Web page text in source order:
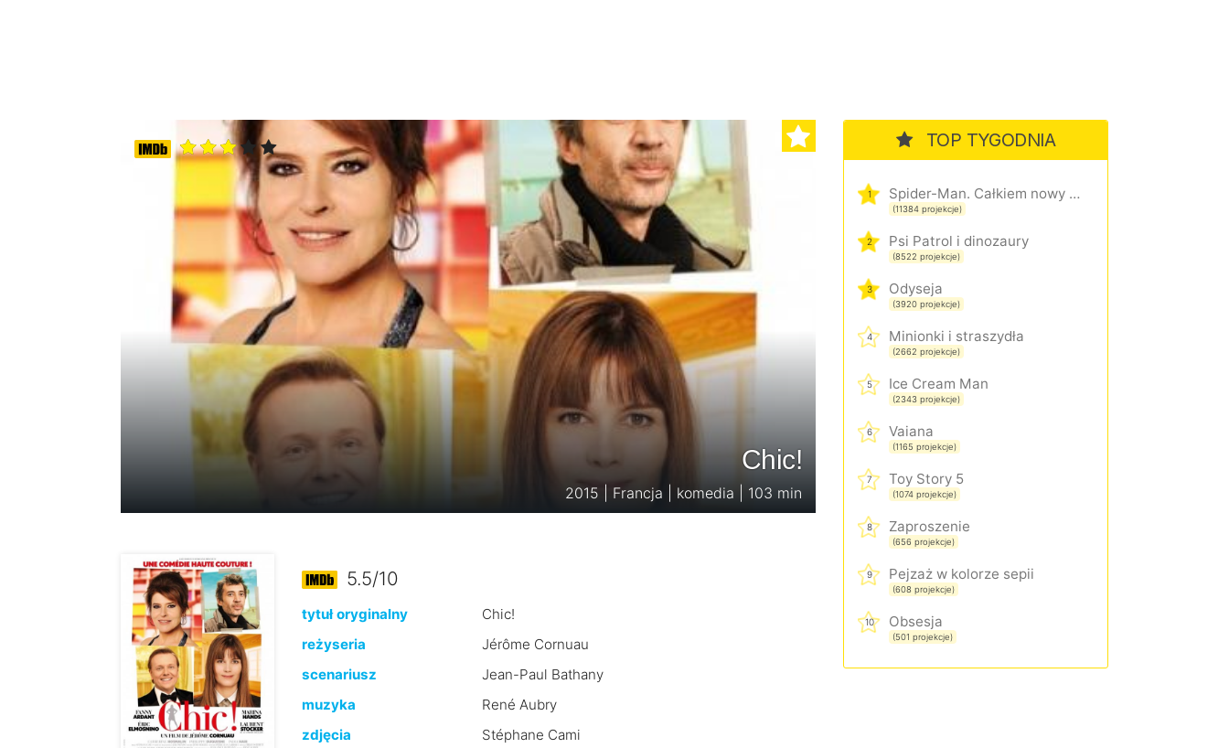
Chic!
2015 | Francja | komedia | 103 min
5.5/10
tytuł oryginalny
Chic!
reżyseria
Jérôme Cornuau
scenariusz
Jean-Paul Bathany
muzyka
René Aubry
zdjęcia
Stéphane Cami
TOP TYGODNIA
1 Spider-Man. Całkiem nowy dzień
(11384 projekcje)
2 Psi Patrol i dinozaury
(8522 projekcje)
3 Odyseja
(3920 projekcje)
4 Minionki i straszydła
(2662 projekcje)
5 Ice Cream Man
(2343 projekcje)
6 Vaiana
(1165 projekcje)
7 Toy Story 5
(1074 projekcje)
8 Zaproszenie
(656 projekcje)
9 Pejzaż w kolorze sepii
(608 projekcje)
10 Obsesja
(501 projekcje)